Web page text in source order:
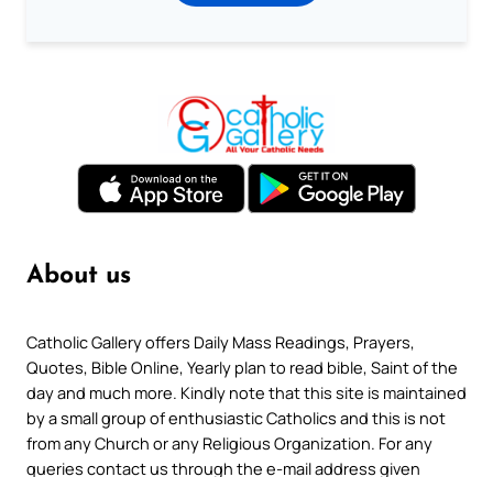
About us
Catholic Gallery offers Daily Mass Readings, Prayers,
Quotes, Bible Online, Yearly plan to read bible, Saint of the
day and much more. Kindly note that this site is maintained
by a small group of enthusiastic Catholics and this is not
from any Church or any Religious Organization. For any
queries contact us through the e-mail address given